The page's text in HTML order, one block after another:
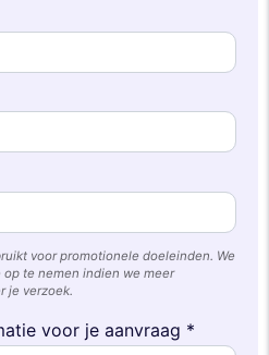
voor promotionele doeleinden. We
te nemen indien we meer
je verzoek.
voor je aanvraag *